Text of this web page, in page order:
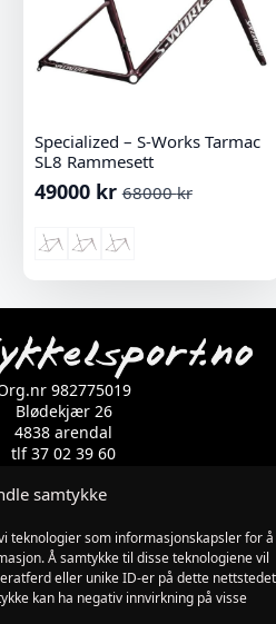
samtykke
teknologier som informasjonskapsler for å
Å samtykke til disse teknologiene vil
eller unike ID-er på dette
kan ha negativ innvirkning på visse
Specialized – S-Works Tarmac
SL8 Rammesett
68000kr
Opprinnelig
var:
49000 kr
Nåværende
er:
982775019
Blødekjær 26
4838 arendal
tlf 37 02 39 60